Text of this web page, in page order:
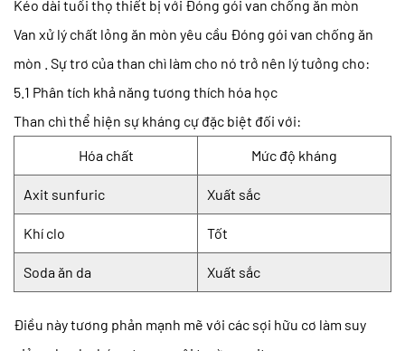
Kéo dài tuổi thọ thiết bị với Đóng gói van chống ăn mòn
Van xử lý chất lỏng ăn mòn yêu cầu Đóng gói van chống ăn
mòn . Sự trơ của than chì làm cho nó trở nên lý tưởng cho:
5.1 Phân tích khả năng tương thích hóa học
Than chì thể hiện sự kháng cự đặc biệt đối với:
Hóa chất
Mức độ kháng
Axit sunfuric Xuất sắc
Khí clo Tốt
Soda ăn da Xuất sắc
Điều này tương phản mạnh mẽ với các sợi hữu cơ làm suy